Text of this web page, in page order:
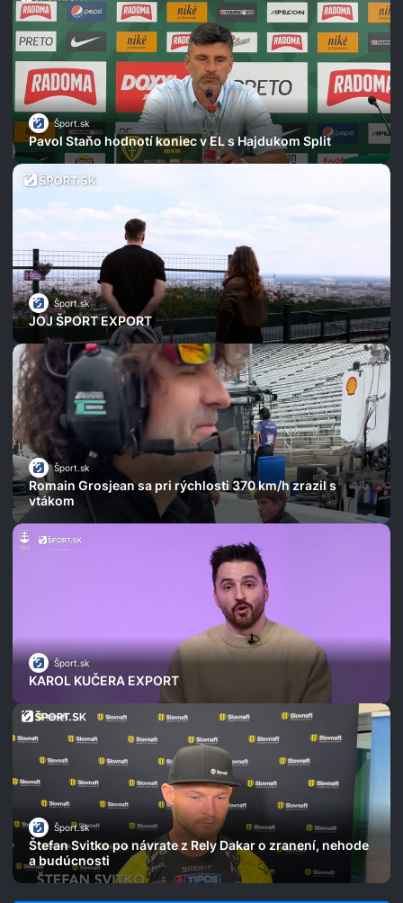
Šport.sk
Pavol Staňo hodnotí koniec v EL s Hajdukom Split
Šport.sk
JOJ ŠPORT EXPORT
Šport.sk
Romain Grosjean sa pri rýchlosti 370 km/h zrazil s
vtákom
Šport.sk
KAROL KUČERA EXPORT
Šport.sk
Štefan Svitko po návrate z Rely Dakar o zranení, nehode
a budúcnosti